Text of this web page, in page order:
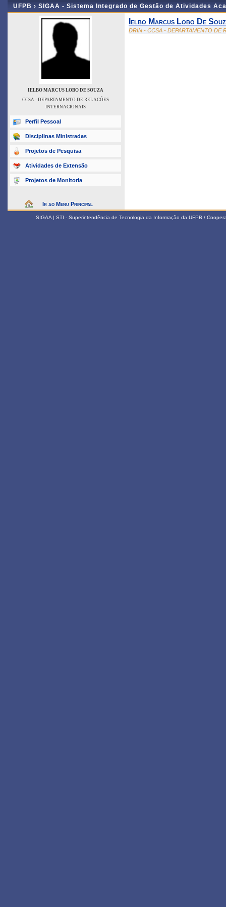
UFPB › SIGAA - Sistema Integrado de Gestão de Atividades
IELBO MARCUS LOBO DE SOUZA
CCSA - DEPARTAMENTO DE RELACÕES
INTERNACIONAIS
Perfil Pessoal
Disciplinas Ministradas
Projetos de Pesquisa
Atividades de Extensão
Projetos de Monitoria
Ir ao Menu Principal
Ielbo Marcus Lobo De
DRIN - CCSA - DEPARTAMENTO DE
SIGAA | STI - Superintendência de Tecnologia da Informação da UFPB /